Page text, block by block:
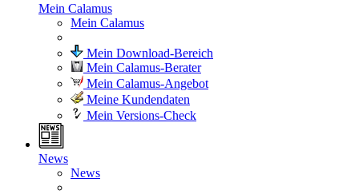
Mein Calamus
Mein Calamus
Mein Download-Bereich
Mein Calamus-Berater
Mein Calamus-Angebot
Meine Kundendaten
Mein Versions-Check
News
News